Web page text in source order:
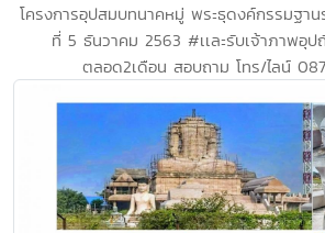
โครงการอุปสมบทนาคหมู่ พระธุดงค์กรรมฐา
ที่ 5 ธันวาคม 2563 #เเละรับเจ้าภาพอุป
ตลอด2เดือน สอบถาม โทร/ไลน์